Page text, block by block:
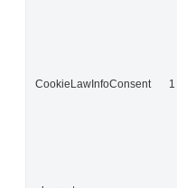
CookieLawInfoConsent